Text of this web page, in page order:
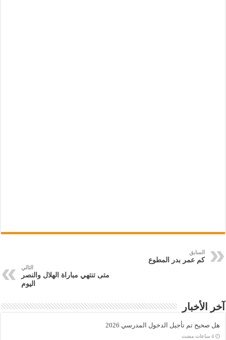
السابق
كم عمر بدر المطوع
التالي
متى تنتهي مباراة الهلال والنصر
اليوم
آخر الأخبار
هل صحيح تم تأجيل الدخول المدرسي 2026
‏4 ساعات مضت